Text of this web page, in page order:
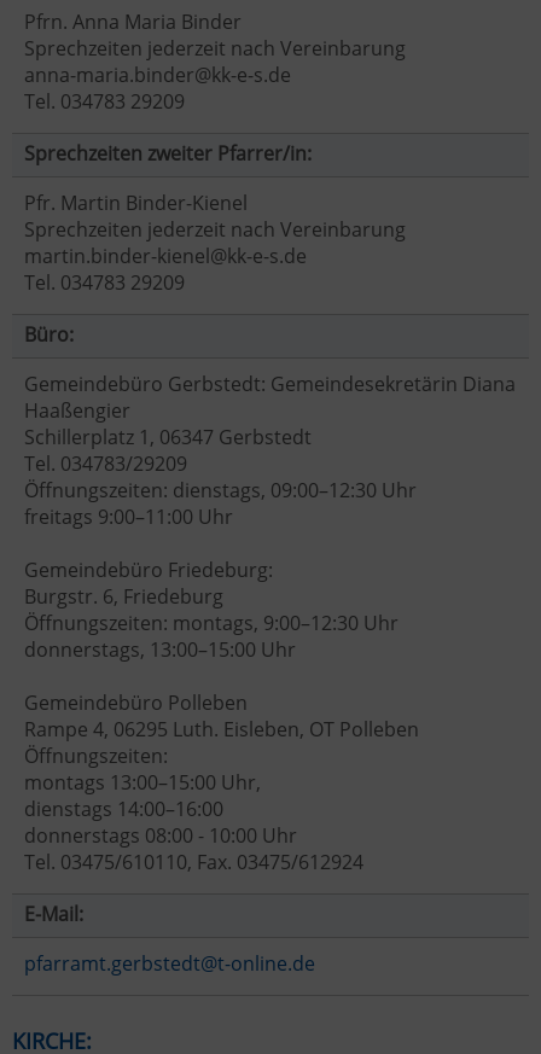
Pfrn. Anna Maria Binder
Sprechzeiten jederzeit nach Vereinbarung
anna-maria.binder@kk-e-s.de
Tel. 034783 29209
Sprechzeiten zweiter Pfarrer/in:
Pfr. Martin Binder-Kienel
Sprechzeiten jederzeit nach Vereinbarung
martin.binder-kienel@kk-e-s.de
Tel. 034783 29209
Büro:
Gemeindebüro Gerbstedt: Gemeindesekretärin Diana
Haaßengier
Schillerplatz 1, 06347 Gerbstedt
Tel. 034783/29209
Öffnungszeiten: dienstags, 09:00–12:30 Uhr
freitags 9:00–11:00 Uhr
Gemeindebüro Friedeburg:
Burgstr. 6, Friedeburg
Öffnungszeiten: montags, 9:00–12:30 Uhr
donnerstags, 13:00–15:00 Uhr
Gemeindebüro Polleben
Rampe 4, 06295 Luth. Eisleben, OT Polleben
Öffnungszeiten:
montags 13:00–15:00 Uhr,
dienstags 14:00–16:00
donnerstags 08:00 - 10:00 Uhr
Tel. 03475/610110, Fax. 03475/612924
E-Mail:
pfarramt.gerbstedt@t-online.de
KIRCHE: